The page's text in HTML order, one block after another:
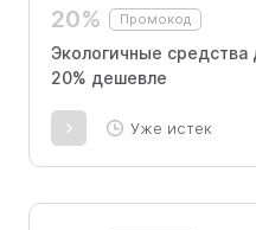
20% Промокод
Экологичные средства
20% дешевле
Уже истек